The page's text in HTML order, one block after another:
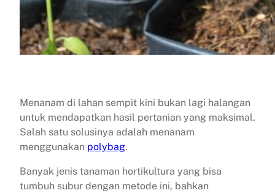
Menanam di lahan sempit kini bukan lagi halangan
untuk mendapatkan hasil pertanian yang maksimal.
Salah satu solusinya adalah menanam
menggunakan polybag.
Banyak jenis tanaman hortikultura yang bisa
tumbuh subur dengan metode ini, bahkan